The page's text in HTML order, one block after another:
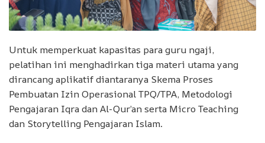
Untuk memperkuat kapasitas para guru ngaji,
pelatihan ini menghadirkan tiga materi utama yang
dirancang aplikatif diantaranya Skema Proses
Pembuatan Izin Operasional TPQ/TPA, Metodologi
Pengajaran Iqra dan Al-Qur’an serta Micro Teaching
dan Storytelling Pengajaran Islam.